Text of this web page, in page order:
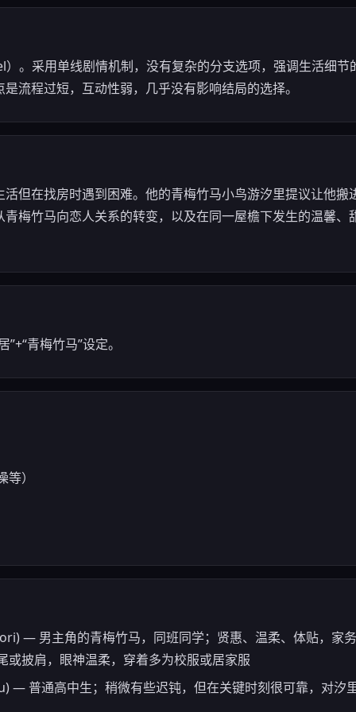
。采用单线剧情机制，没有复杂的分支选项，强调生活细
流程过短，互动性弱，几乎没有影响结局的选择。
但在找房时遇到困难。他的青梅竹马小鸟游汐里提议让他搬
梅竹马向恋人关系的转变，以及在同一屋檐下发生的温馨、
青梅竹马”设定。
）
— 男主角的青梅竹马，同班同学；贤惠、温柔、体贴，家
或披肩，眼神温柔，穿着多为校服或居家服
— 普通高中生；稍微有些迟钝，但在关键时刻很可靠，对汐